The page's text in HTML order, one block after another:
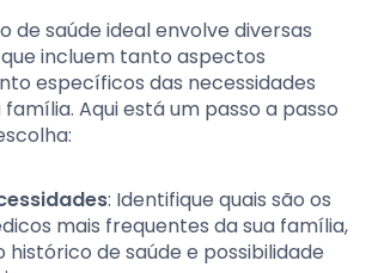
de saúde ideal envolve diversas
incluem tanto aspectos
específicos das necessidades
Aqui está um passo a passo
: Identifique quais são os
mais frequentes da sua família,
histórico de saúde e possibilidade